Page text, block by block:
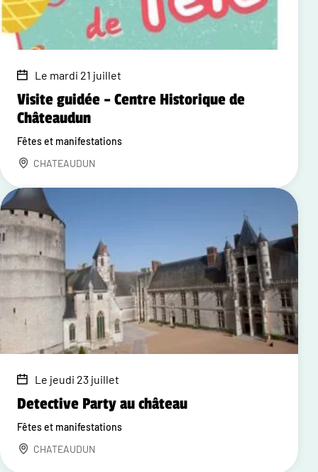
Le mardi 21 juillet
Visite guidée – Centre Historique de
Châteaudun
Fêtes et manifestations
CHATEAUDUN
Le jeudi 23 juillet
Detective Party au château
Fêtes et manifestations
CHATEAUDUN